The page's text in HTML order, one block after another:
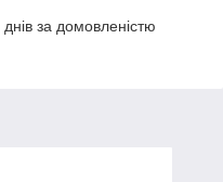
за домовленістю